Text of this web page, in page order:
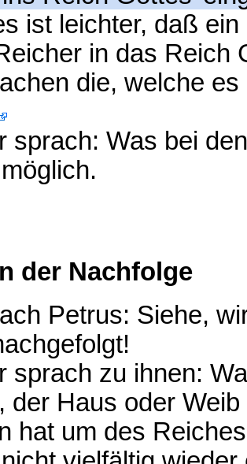
ist leichter, daß
in das Reich
die, welche
sprach: Was bei
möglich.
der Nachfolge
Petrus: Siehe,
sprach zu ihnen:
der Haus oder
hat um des